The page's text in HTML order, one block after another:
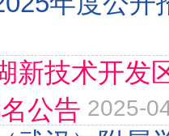
新技术开发
公告 2025-